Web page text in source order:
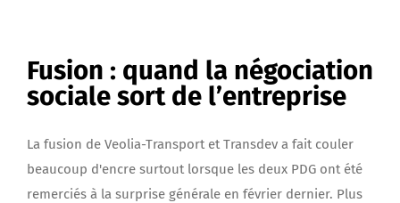
Fusion : quand la négociation
sociale sort de l’entreprise
La fusion de Veolia-Transport et Transdev a fait couler
beaucoup d'encre surtout lorsque les deux PDG ont été
remerciés à la surprise générale en février dernier. Plus